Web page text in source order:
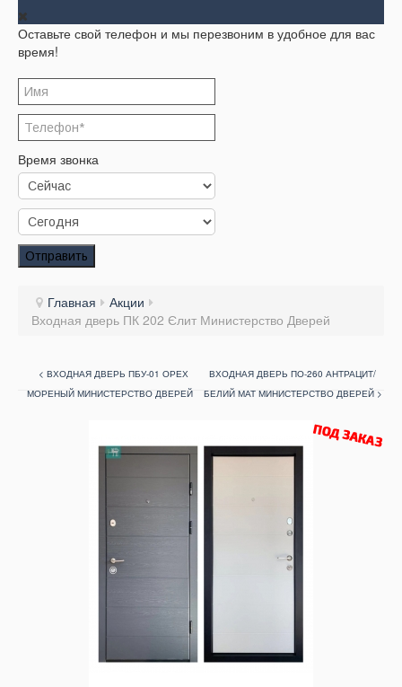
Окна и балконы
Кондиционеры
Акции
Корзина
Заказать звонок
Заказ обратного звонка
Оставьте свой телефон и мы перезвоним в удобное для вас
время!
Время звонка
Отправить
Главная
Акции
Входная дверь ПК 202 Єлит Министерство Дверей
< ВХОДНАЯ ДВЕРЬ ПБУ-01 ОРЕХ
МОРЕНЫЙ МИНИСТЕРСТВО ДВЕРЕЙ
ВХОДНАЯ ДВЕРЬ ПО-260 АНТРАЦИТ/
БЕЛИЙ МАТ МИНИСТЕРСТВО ДВЕРЕЙ >